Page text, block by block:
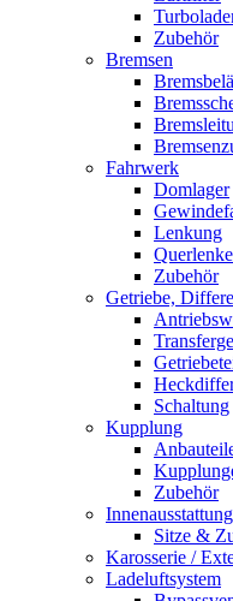
Zubehör
Bremsen
Fahrwerk
Domlager
Lenkung
Zubehör
Getriebe,
Schaltung
Kupplung
Zubehör
Innenausstattung
Sitze &
Karosserie /
Ladeluftsystem